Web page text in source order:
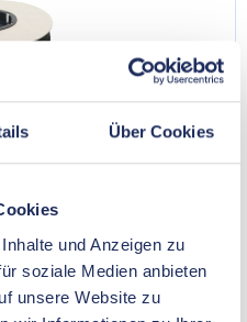
Über Cookies
und Anzeigen zu
soziale Medien anbieten
unsere Website zu
der Marke
x 20 / 12,5 mm